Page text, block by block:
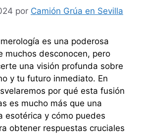
por Camión Grúa en Sevilla
es una poderosa
muchos desconocen, pero
una visión profunda sobre
y tu futuro inmediato. En
por qué esta fusión
es mucho más que una
esotérica y cómo puedes
obtener respuestas cruciales